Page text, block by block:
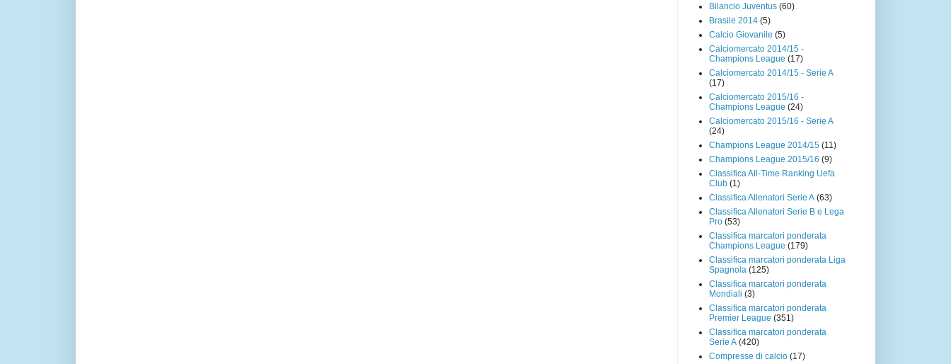
Bilancio Juventus (60)
Brasile 2014 (5)
Calcio Giovanile (5)
Calciomercato 2014/15 -
Champions League (17)
Calciomercato 2014/15 - Serie A
(17)
Calciomercato 2015/16 -
Champions League (24)
Calciomercato 2015/16 - Serie A
(24)
Champions League 2014/15 (11)
Champions League 2015/16 (9)
Classifica All-Time Ranking Uefa
Club (1)
Classifica Allenatori Serie A (63)
Classifica Allenatori Serie B e Lega
Pro (53)
Classifica marcatori ponderata
Champions League (179)
Classifica marcatori ponderata Liga
Spagnola (125)
Classifica marcatori ponderata
Mondiali (3)
Classifica marcatori ponderata
Premier League (351)
Classifica marcatori ponderata
Serie A (420)
Compresse di calcio (17)